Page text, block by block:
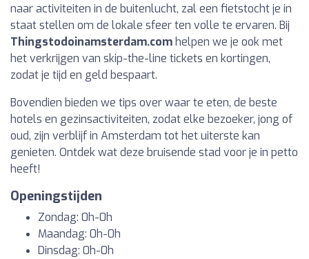
naar activiteiten in de buitenlucht, zal een fietstocht je in
staat stellen om de lokale sfeer ten volle te ervaren. Bij
Thingstodoinamsterdam.com helpen we je ook met
het verkrijgen van skip-the-line tickets en kortingen,
zodat je tijd en geld bespaart.
Bovendien bieden we tips over waar te eten, de beste
hotels en gezinsactiviteiten, zodat elke bezoeker, jong of
oud, zijn verblijf in Amsterdam tot het uiterste kan
genieten. Ontdek wat deze bruisende stad voor je in petto
heeft!
Openingstijden
Zondag: 0h-0h
Maandag: 0h-0h
Dinsdag: 0h-0h